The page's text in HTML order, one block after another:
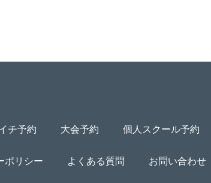
チ予約 大会予約 個人スクール予約
ポリシー よくある質問 お問い合わせ